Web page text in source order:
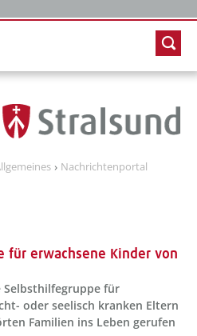
Nachrichtenportal
für erwachsene Kinder von
Selbsthilfegruppe für
oder seelisch kranken Eltern
Familien ins Leben gerufen